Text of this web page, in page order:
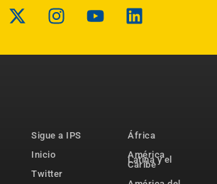
Sigue a IPS
Inicio
Twitter
África
América
Latina y el
Caribe